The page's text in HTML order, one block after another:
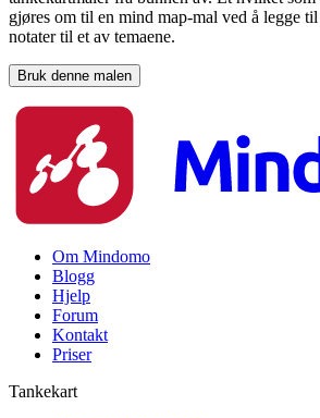
gjøres om til en mind map-mal ved å legge
notater til et av temaene.
Bruk denne malen
Om Mindomo
Blogg
Hjelp
Forum
Kontakt
Priser
Tankekart